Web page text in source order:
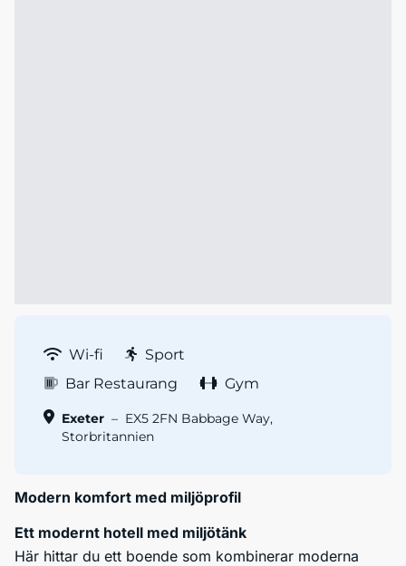
Wi-fi
Sport
Bar Restaurang
Gym
Exeter – EX5 2FN Babbage Way,
Storbritannien
Modern komfort med miljöprofil
Ett modernt hotell med miljötänk
Här hittar du ett boende som kombinerar moderna